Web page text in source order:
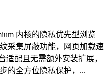
内核的隐私优先型浏览
采集屏蔽功能，网页加载速
适配且无需额外安装扩展，
的全方位隐私保护，...